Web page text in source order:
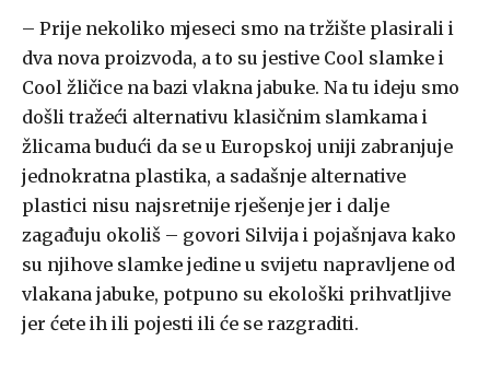
– Prije nekoliko mjeseci smo na tržište plasirali i
dva nova proizvoda, a to su jestive Cool slamke i
Cool žličice na bazi vlakna jabuke. Na tu ideju smo
došli tražeći alternativu klasičnim slamkama i
žlicama budući da se u Europskoj uniji zabranjuje
jednokratna plastika, a sadašnje alternative
plastici nisu najsretnije rješenje jer i dalje
zagađuju okoliš – govori Silvija i pojašnjava kako
su njihove slamke jedine u svijetu napravljene od
vlakana jabuke, potpuno su ekološki prihvatljive
jer ćete ih ili pojesti ili će se razgraditi.